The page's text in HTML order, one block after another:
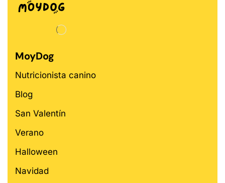
MoyDog
Nutricionista canino
Blog
San Valentín
Verano
Halloween
Navidad